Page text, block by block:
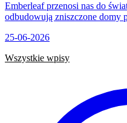
Emberleaf przenosi nas do
odbudowują zniszczone domy
25-06-2026
Wszystkie wpisy